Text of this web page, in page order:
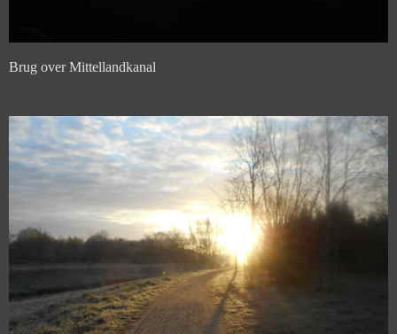
Brug over Mittellandkanal